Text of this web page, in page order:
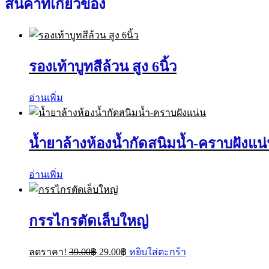
ไมโคร
(ด้าม
Microfiber
สินค้าที่เกี่ยวข้อง
รองเท้าบูทสีล้วน สูง 6นิ้ว
อ่านเพิ่ม
น้ำยาล้างห้องน้ำกัดสนิมน้ำ-คราบฝังแ
อ่านเพิ่ม
กรรไกรตัดเล็บใหญ่
ลดราคา! 39.00฿ Original
price
29.00฿ Current
price
หยิบใส่ตะกร้า